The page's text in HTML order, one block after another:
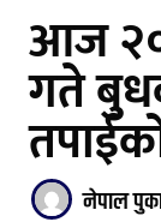
आज
गते
नेपाल